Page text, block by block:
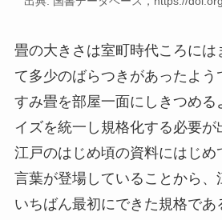
畳の大きさは室町時代ころには
て多少のばらつきがあったよう
すみ畳を部屋一面にしきつめる
イズを統一し規格化する必要が
江戸のはじめ頃の資料にはじめ
言葉が登場していることから、
いちばん最初にできた規格であ